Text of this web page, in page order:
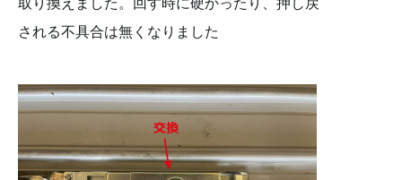
取り換えました。回す時に硬かったり、押し戻
される不具合は無くなりました